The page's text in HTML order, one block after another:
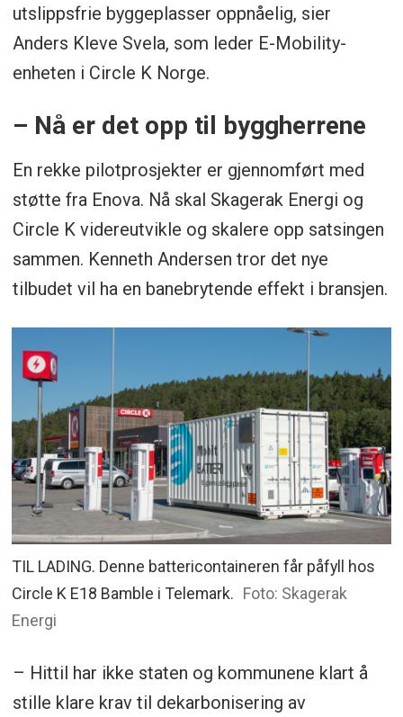
utslippsfrie byggeplasser oppnåelig, sier
Anders Kleve Svela, som leder E-Mobility-
enheten i Circle K Norge.
– Nå er det opp til byggherrene
En rekke pilotprosjekter er gjennomført med
støtte fra Enova. Nå skal Skagerak Energi og
Circle K videreutvikle og skalere opp satsingen
sammen. Kenneth Andersen tror det nye
tilbudet vil ha en banebrytende effekt i bransjen.
TIL LADING. Denne battericontaineren får påfyll hos
Circle K E18 Bamble i Telemark. Foto: Skagerak
Energi
– Hittil har ikke staten og kommunene klart å
stille klare krav til dekarbonisering av